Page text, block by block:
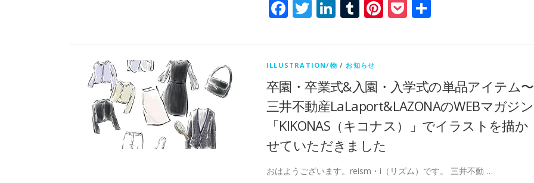
Facebook
Twitter
LinkedIn
Tumblr
Pinterest
Pocket
ILLUSTRATION/物 /お知らせ
卒園・卒業式&入園・入学式の単品アイテム〜
三井不動産LaLaport&LAZONAのWEBマガジン
「KIKONAS（キコナス）」でイラストを描か
せていただきました
おはようございます。reism・i（リズム）です。 三井不動 …